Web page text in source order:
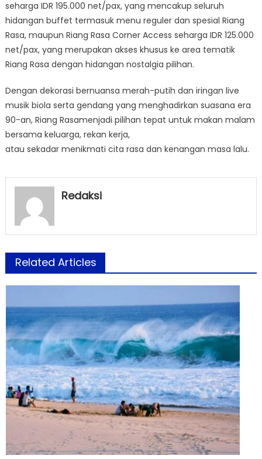
seharga IDR 195.000 net/pax, yang mencakup seluruh
hidangan buffet termasuk menu reguler dan spesial Riang
Rasa, maupun Riang Rasa Corner Access seharga IDR 125.000
net/pax, yang merupakan akses khusus ke area tematik
Riang Rasa dengan hidangan nostalgia pilihan.
Dengan dekorasi bernuansa merah-putih dan iringan live
musik biola serta gendang yang menghadirkan suasana era
90-an, Riang Rasamenjadi pilihan tepat untuk makan malam
bersama keluarga, rekan kerja,
atau sekadar menikmati cita rasa dan kenangan masa lalu.
Redaksi
Related Articles